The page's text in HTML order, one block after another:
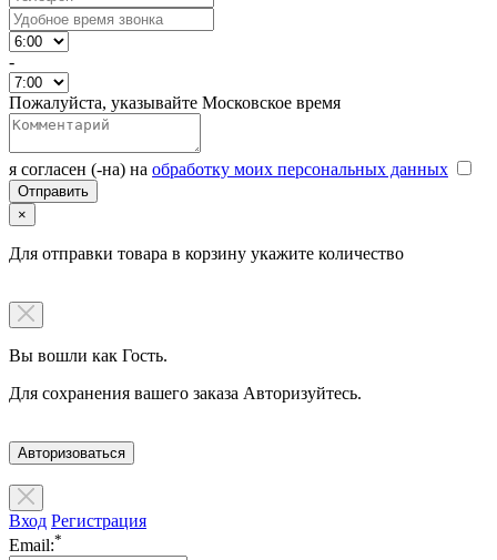
-
Пожалуйста, указывайте Московское время
я согласен (-на) на обработку моих персональных данных
×
Для отправки товара в корзину укажите количество
Вы вошли как Гость.
Для сохранения вашего заказа Авторизуйтесь.
Авторизоваться
Вход Регистрация
Email:*